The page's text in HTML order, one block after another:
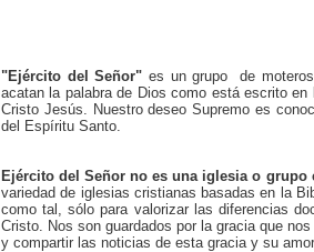
"Ejército del Señor" es un grupo de
acatan la palabra de Dios como está escrito
Cristo Jesús. Nuestro deseo Supremo es
del Espíritu Santo.
Ejército del Señor no es una iglesia o grupo
variedad de iglesias cristianas basadas en la
como tal, sólo para valorizar las diferencias
Cristo. Nos son guardados por la gracia que
y compartir las noticias de esta gracia y su